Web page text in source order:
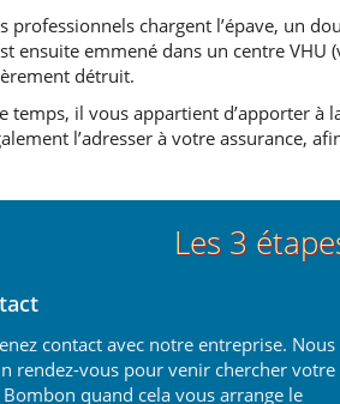
professionnels chargent l’épave, un
ensuite emmené dans un centre VHU
détruit.
temps, il vous appartient d’apporter
l’adresser à votre assurance,
Les 3
contact avec notre entreprise. Nous
rendez-vous pour venir chercher votre
Bombon quand cela vous arrange le